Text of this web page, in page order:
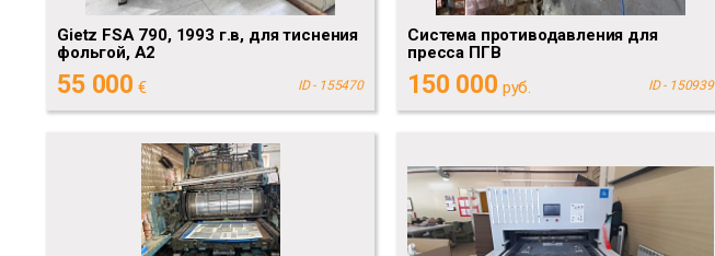
Gietz FSA 790, 1993 г.в, для тиснения
фольгой, А2
55 000 € ID - 155470
Система противодавления для
пресса ПГВ
150 000 руб. ID - 150939